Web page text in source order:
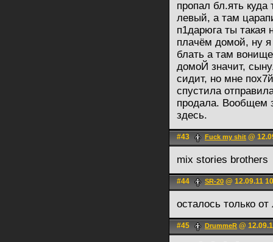
пропал бл.ять
левый, а там
п1дарюга ты такая
плачём домой, ну
блать а там
домоЙ значит,
сидит, но мне
спустила
продала. Вообщем
здесь.
#43 Fuck my shit @
mix stories brothers
#44 SR-20 @ 12.09.11
осталось только
#45 DrummeR @